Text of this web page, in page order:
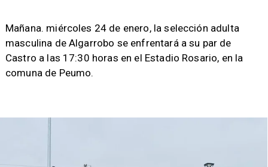
​Mañana. miércoles 24 de enero, la selección adulta
masculina de Algarrobo se enfrentará a su par de
Castro a las 17:30 horas en el Estadio Rosario, en la
comuna de Peumo.